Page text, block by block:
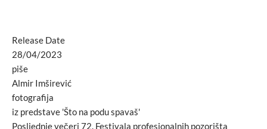
Release Date
28/04/2023
piše
Almir Imširević
fotografija
iz predstave 'Što na podu spavaš'
Posljednje večeri 72. Festivala profesionalnih pozorišta